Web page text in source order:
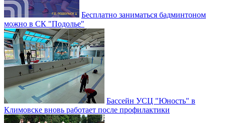
Бесплатно заниматься бадминтоном
можно в СК "Подолье"
Бассейн УСЦ "Юность" в
Климовске вновь работает после профилактики